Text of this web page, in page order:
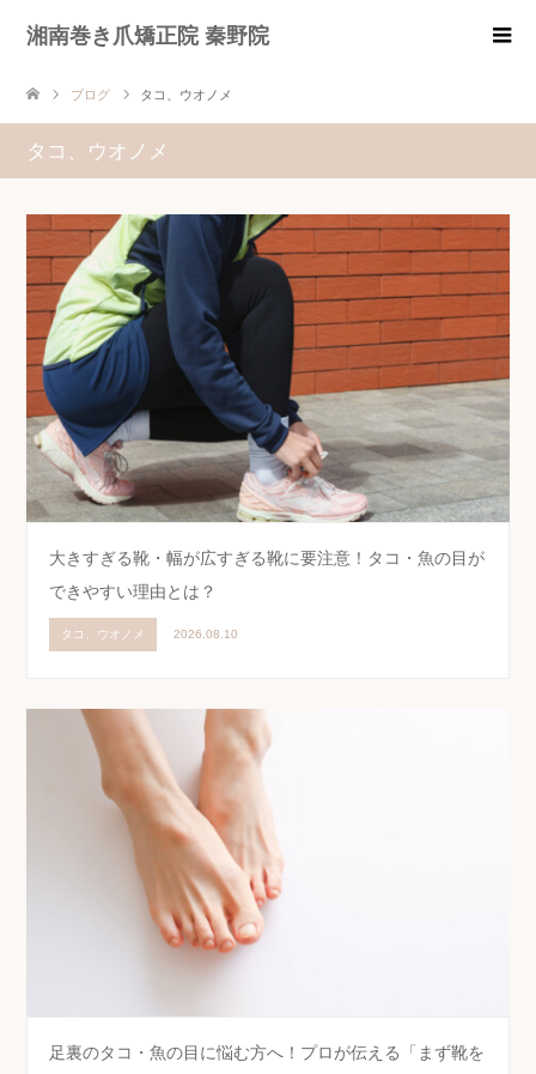
湘南巻き爪矯正院 秦野院
ブログ タコ、ウオノメ
タコ、ウオノメ
大きすぎる靴・幅が広すぎる靴に要注意！タコ・魚の目が
できやすい理由とは？
タコ、ウオノメ 2026.08.10
足裏のタコ・魚の目に悩む方へ！プロが伝える「まず靴を